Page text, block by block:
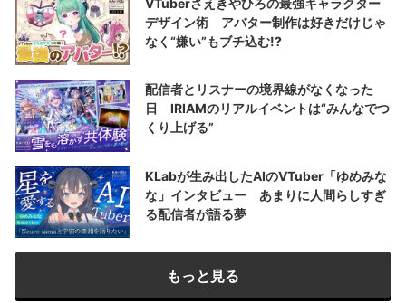
VTuberさえきやひろの最強キャラクター
デザイン術 アバター制作は好きだけじゃ
なく“嫌い”もブチ込む!?
配信者とリスナーの境界線がなくなった
日 IRIAMのリアルイベントは“みんなでつ
くり上げる”
KLabが生み出したAIのVTuber「ゆめみな
な」インタビュー あまりに人間らしすぎ
る配信者が語る夢
もっと見る